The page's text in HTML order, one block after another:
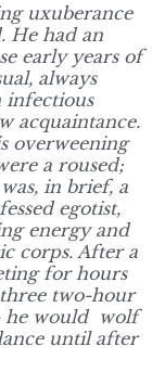
uxuberance
He had an
early years of
always
infectious
acquaintance.
overweening
a roused;
in brief, a
egotist,
energy and
corps. After a
for hours
two-hour
he would wolf
until after